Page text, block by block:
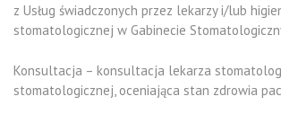
z Usług świadczonych przez lekarzy i/lub
stomatologicznej w Gabinecie
Konsultacja – konsultacja lekarza
stomatologicznej, oceniająca stan zdrowia